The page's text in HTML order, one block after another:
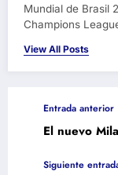
Mundial de Brasil
Champions
View All Posts
Entrada anterior
El nuevo
Siguiente